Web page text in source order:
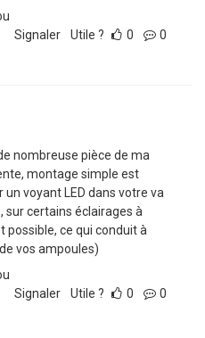
Signaler Utile ? 0 0
nombreuse pièce de ma
montage simple est
voyant LED dans votre va
certains éclairages à
possible, ce qui conduit à
vos ampoules)
Signaler Utile ? 0 0